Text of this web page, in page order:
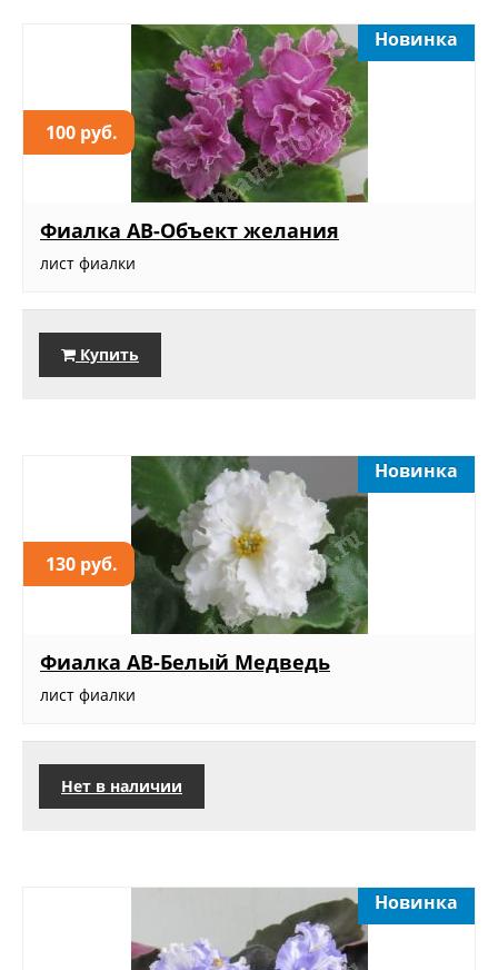
100 руб.
Новинка
Фиалка АВ-Объект желания
лист фиалки
Купить
130 руб.
Новинка
Фиалка АВ-Белый Медведь
лист фиалки
Нет в наличии
Новинка